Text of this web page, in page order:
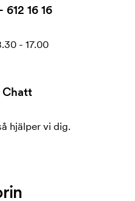
612 16 16
- 17.00
Chatt
hjälper vi dig.